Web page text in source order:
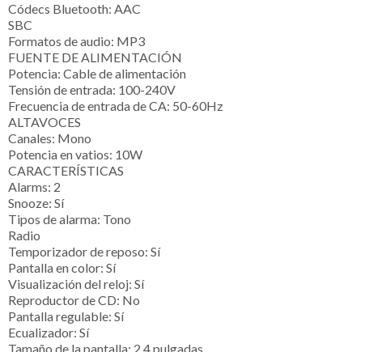
Códecs Bluetooth: AAC
SBC
Formatos de audio: MP3
FUENTE DE ALIMENTACIÓN
Potencia: Cable de alimentación
Tensión de entrada: 100-240V
Frecuencia de entrada de CA: 50-60Hz
ALTAVOCES
Canales: Mono
Potencia en vatios: 10W
CARACTERÍSTICAS
Alarms: 2
Snooze: Sí
Tipos de alarma: Tono
Radio
Temporizador de reposo: Sí
Pantalla en color: Sí
Visualización del reloj: Sí
Reproductor de CD: No
Pantalla regulable: Sí
Ecualizador: Sí
Tamaño de la pantalla: 2.4 pulgadas